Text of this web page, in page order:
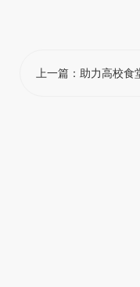
上一篇： 助力高校食堂线上